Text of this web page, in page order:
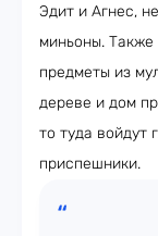
Эдит и Агнес,
миньоны. Также
предметы из
дереве и дом
то туда войдут
приспешники.